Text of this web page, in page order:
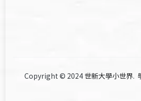
Copyright © 2024 世新大學小世界.